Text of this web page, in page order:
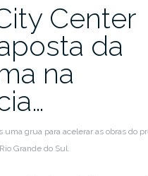
Center
da
na
uma grua para acelerar as obras do
Grande do Sul.